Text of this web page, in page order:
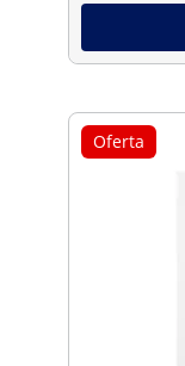
Oferta